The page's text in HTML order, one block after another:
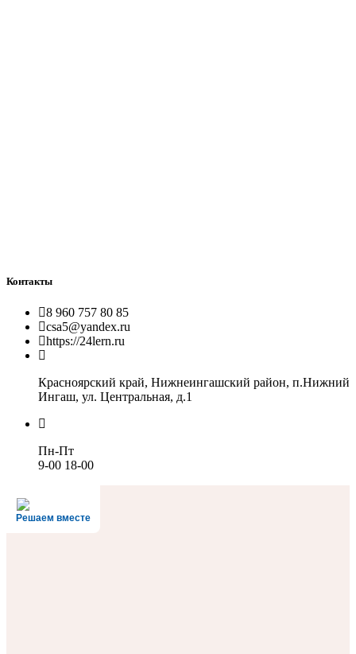
Контакты
8 960 757 80 85
csa5@yandex.ru
https://24lern.ru
Красноярский край, Нижнеингашский район, п.Нижний
Ингаш, ул. Центральная, д.1
Пн-Пт
9-00 18-00
Решаем вместе